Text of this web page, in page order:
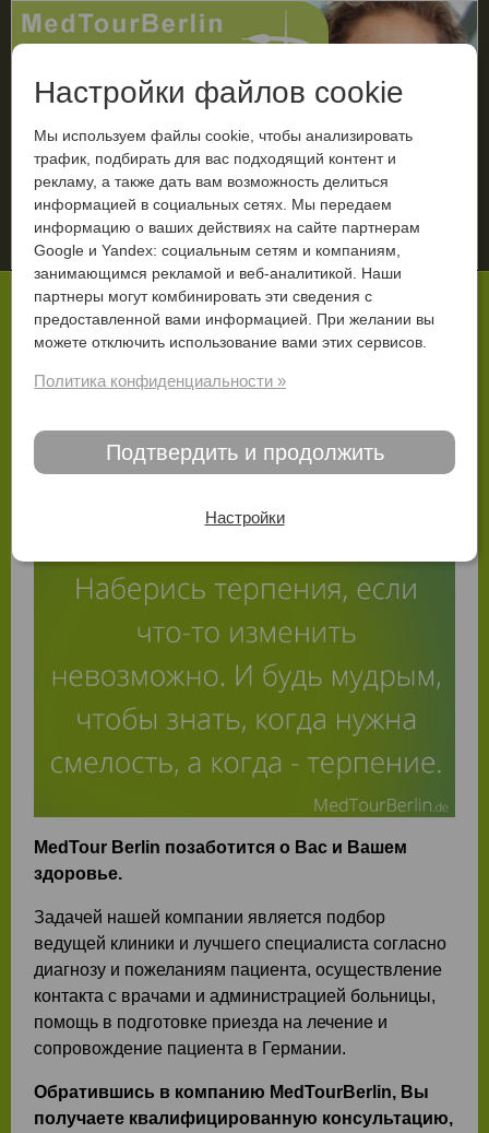
МЕНЮ
Ваш диагноз
Вы тут: Старт Дополнительно Блог
МедТурБерлин: Смелость и терпение
17.06.2019
MedTour Berlin позаботится о Вас и Вашем
здоровье.
Задачей нашей компании является подбор
ведущей клиники и лучшего специалиста согласно
диагнозу и пожеланиям пациента, осуществление
контакта с врачами и администрацией больницы,
помощь в подготовке приезда на лечение и
сопровождение пациента в Германии.
Обратившись в компанию MedTourBerlin, Вы
получаете квалифицированную консультацию,
Настройки файлов cookie
Мы используем файлы cookie, чтобы анализировать
трафик, подбирать для вас подходящий контент и
рекламу, а также дать вам возможность делиться
информацией в социальных сетях. Мы передаем
информацию о ваших действиях на сайте партнерам
Google и Yandex: социальным сетям и компаниям,
занимающимся рекламой и веб-аналитикой. Наши
партнеры могут комбинировать эти сведения с
предоставленной вами информацией. При желании вы
можете отключить использование вами этих сервисов.
Политика конфиденциальности »
Подтвердить и продолжить
Настройки